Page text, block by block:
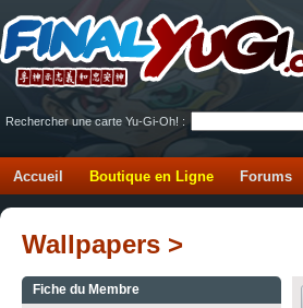
Rechercher une carte Yu-Gi-Oh! :
Accueil Boutique en Ligne Forums
Wallpapers >
Fiche du Membre